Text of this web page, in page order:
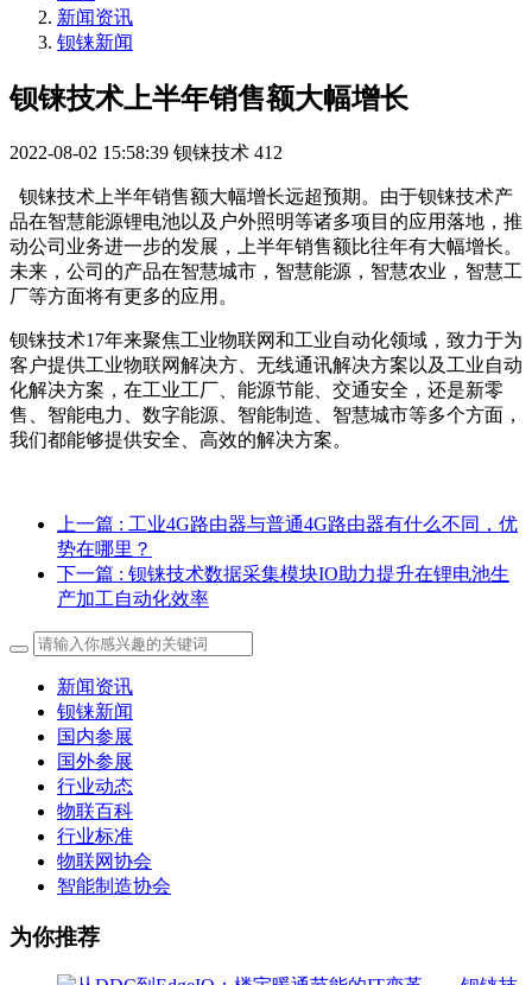
新闻资讯
钡铼新闻
钡铼技术上半年销售额大幅增长
2022-08-02 15:58:39 钡铼技术 412
钡铼技术上半年销售额大幅增长远超预期。由于钡铼技术产
品在智慧能源锂电池以及户外照明等诸多项目的应用落地，推
动公司业务进一步的发展，上半年销售额比往年有大幅增长。
未来，公司的产品在智慧城市，智慧能源，智慧农业，智慧工
厂等方面将有更多的应用。
钡铼技术17年来聚焦工业物联网和工业自动化领域，致力于为
客户提供工业物联网解决方、无线通讯解决方案以及工业自动
化解决方案，在工业工厂、能源节能、交通安全，还是新零
售、智能电力、数字能源、智能制造、智慧城市等多个方面，
我们都能够提供安全、高效的解决方案。
上一篇 : 工业4G路由器与普通4G路由器有什么不同，优
势在哪里？
下一篇 : 钡铼技术数据采集模块IO助力提升在锂电池生
产加工自动化效率
新闻资讯
钡铼新闻
国内参展
国外参展
行业动态
物联百科
行业标准
物联网协会
智能制造协会
为你推荐